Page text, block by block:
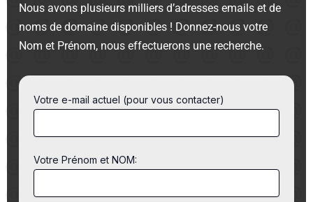
Nous avons plusieurs milliers d’adresses emails et de
noms de domaine disponibles ! Donnez-nous votre
Nom et Prénom, nous effectuerons une recherche.
Votre e-mail actuel (pour vous contacter)
Votre Prénom et NOM: